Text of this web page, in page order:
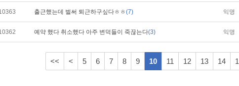
출근했는데 벌써 퇴근하구싶다ㅎㅎ(7) 익명
예약 했다 취소했다 아주 변덕들이 죽끊는다(3) 익명
<< < 5 6 7 8 9 10 11 12 13 14